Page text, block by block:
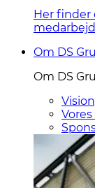
Her finder
Om DS
Om DS